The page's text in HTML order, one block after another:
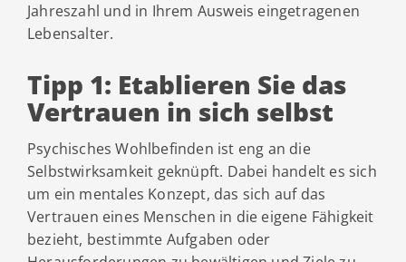
Jahreszahl und in Ihrem Ausweis eingetragenen
Lebensalter.
Tipp 1: Etablieren Sie das
Vertrauen in sich selbst
Psychisches Wohlbefinden ist eng an die
Selbstwirksamkeit geknüpft. Dabei handelt es sich
um ein mentales Konzept, das sich auf das
Vertrauen eines Menschen in die eigene Fähigkeit
bezieht, bestimmte Aufgaben oder